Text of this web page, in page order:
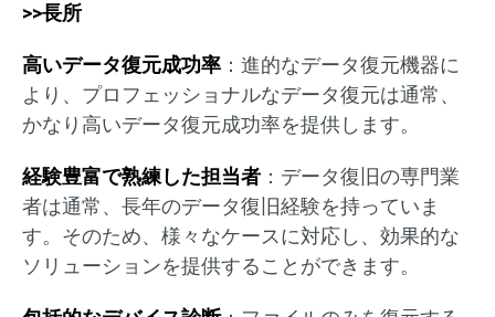
>>長所
高いデータ復元成功率 ：進的なデータ復元機器に
より、プロフェッショナルなデータ復元は通常、
かなり高いデータ復元成功率を提供します。
経験豊富で熟練した担当者 ：データ復旧の専門業
者は通常、長年のデータ復旧経験を持っていま
す。そのため、様々なケースに対応し、効果的な
ソリューションを提供することができます。